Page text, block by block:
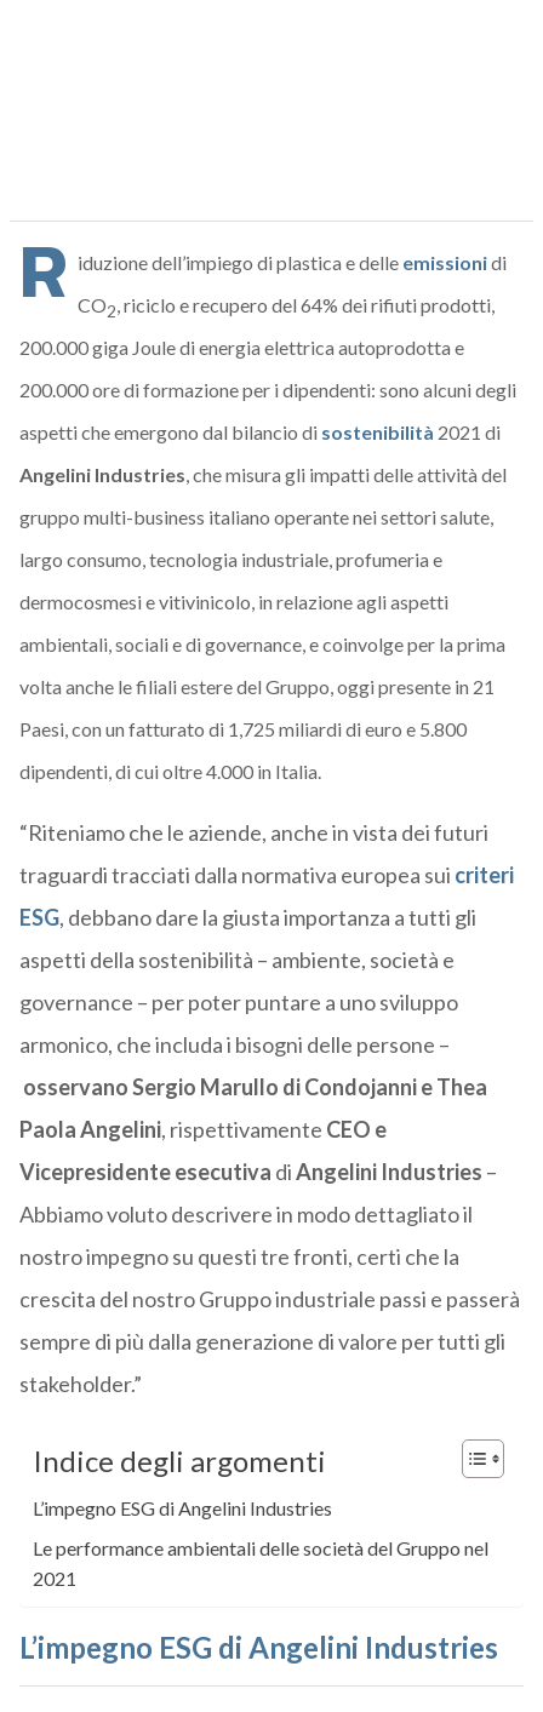
R iduzione dell’impiego di plastica e delle emissionidi
CO2, riciclo e recupero del 64% dei rifiuti prodotti,
200.000 giga Joule di energia elettrica autoprodotta e
200.000 ore di formazione per i dipendenti: sono alcuni degli
aspetti che emergono dal bilancio di sostenibilità 2021 di
Angelini Industries, che misura gli impatti delle attività del
gruppo multi-business italiano operante nei settori salute,
largo consumo, tecnologia industriale, profumeria e
dermocosmesi e vitivinicolo, in relazione agli aspetti
ambientali, sociali e di governance, e coinvolge per la prima
volta anche le filiali estere del Gruppo, oggi presente in 21
Paesi, con un fatturato di 1,725 miliardi di euro e 5.800
dipendenti, di cui oltre 4.000 in Italia.
“Riteniamo che le aziende, anche in vista dei futuri
traguardi tracciati dalla normativa europea sui criteri
ESG, debbano dare la giusta importanza a tutti gli
aspetti della sostenibilità – ambiente, società e
governance – per poter puntare a uno sviluppo
armonico, che includa i bisogni delle persone –
osservano Sergio Marullo di Condojanni e Thea
Paola Angelini, rispettivamente CEO e
Vicepresidente esecutiva diAngelini Industries –
Abbiamo voluto descrivere in modo dettagliato il
nostro impegno su questi tre fronti, certi che la
crescita del nostro Gruppo industriale passi e passerà
sempre di più dalla generazione di valore per tutti gli
stakeholder.”
Indice degli argomenti
L’impegno ESG di Angelini Industries
Le performance ambientali delle società del Gruppo nel
2021
L’impegno ESG di Angelini Industries